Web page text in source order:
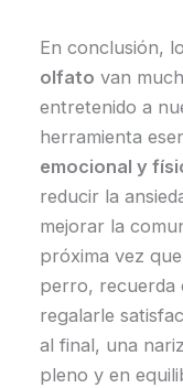
En conclusión,
olfato van
entretenido a
herramienta
emocional y
reducir la
mejorar la
próxima vez
perro, recuerda
regalarle
al final, una
pleno y en